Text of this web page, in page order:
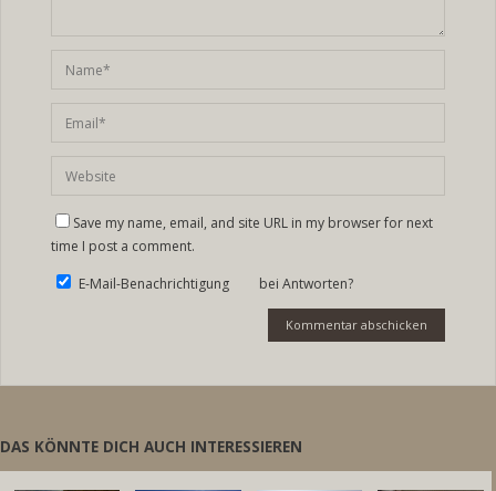
Save my name, email, and site URL in my browser for next
time I post a comment.
E-Mail-Benachrichtigung bei Antworten?
DAS KÖNNTE DICH AUCH INTERESSIEREN